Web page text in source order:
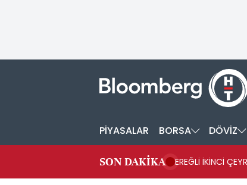
PİYASALAR BORSA DÖVİZ
SON DAKİKA EREĞLİ İKİNCİ